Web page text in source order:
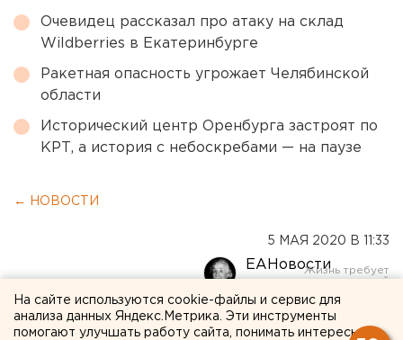
Очевидец рассказал про атаку на склад
Wildberries в Екатеринбурге
Ракетная опасность угрожает Челябинской
области
Исторический центр Оренбурга застроят по
КРТ, а история с небоскребами — на паузе
← НОВОСТИ
5 МАЯ 2020 В 11:33
ЕАНовости
На челябинского
На сайте используются cookie-файлы и сервис для
анализа данных Яндекс.Метрика. Эти инструменты
помогают улучшать работу сайта, понимать интересы